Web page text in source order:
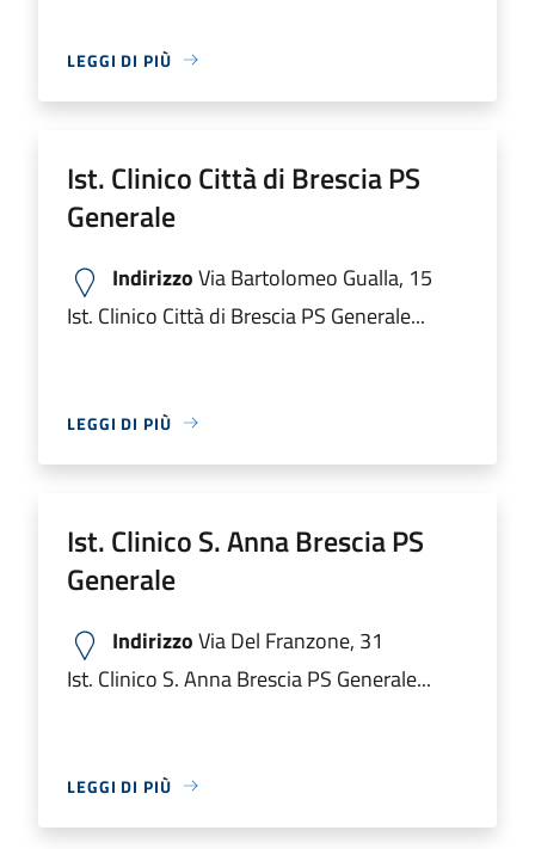
LEGGI DI PIÙ
Ist. Clinico Città di Brescia PS
Generale
IndirizzoVia Bartolomeo Gualla, 15
Ist. Clinico Città di Brescia PS Generale...
LEGGI DI PIÙ
Ist. Clinico S. Anna Brescia PS
Generale
IndirizzoVia Del Franzone, 31
Ist. Clinico S. Anna Brescia PS Generale...
LEGGI DI PIÙ